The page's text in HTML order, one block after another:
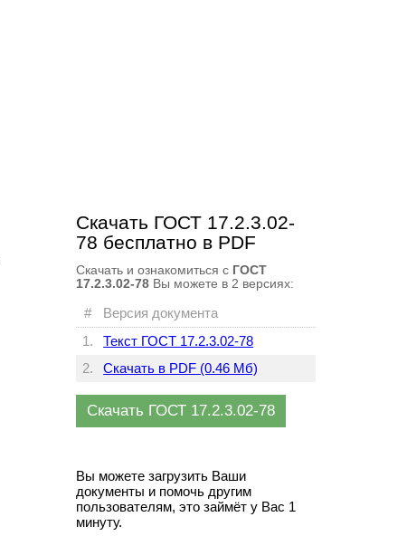
Скачать ГОСТ 17.2.3.02-
78 бесплатно в PDF
Скачать и ознакомиться с ГОСТ
17.2.3.02-78Вы можете в 2 версиях:
#
Версия документа
1.
Текст ГОСТ 17.2.3.02-78
2.
Скачать в PDF (0.46 Мб)
Скачать ГОСТ 17.2.3.02-78
Вы можете загрузить Ваши
документы и помочь другим
пользователям, это займёт у Вас 1
минуту.